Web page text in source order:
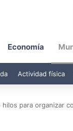
Economía
Actividad física
para organizar